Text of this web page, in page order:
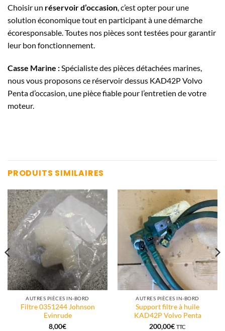
Choisir un réservoir d’occasion , c’est opter pour une
solution économique tout en participant à une démarche
écoresponsable. Toutes nos pièces sont testées pour garantir
leur bon fonctionnement.
Casse Marine :Spécialiste des pièces détachées marines,
nous vous proposons ce réservoir dessus KAD42P Volvo
Penta d’occasion, une pièce fiable pour l’entretien de votre
moteur.
PRODUITS SIMILAIRES
AUTRES PIÈCES IN-BORD
Filtre 0351244 Johnson
Evinrude
8,00€
AUTRES PIÈCES IN-BORD
Support filtre à huile
KAD42P Volvo Penta
200,00€ TTC